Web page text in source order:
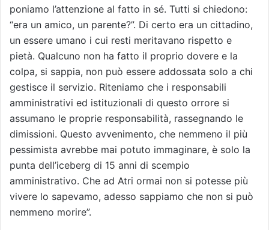
poniamo l’attenzione al fatto in sé. Tutti si chiedono:
“era un amico, un parente?”. Di certo era un cittadino,
un essere umano i cui resti meritavano rispetto e
pietà. Qualcuno non ha fatto il proprio dovere e la
colpa, si sappia, non può essere addossata solo a chi
gestisce il servizio. Riteniamo che i responsabili
amministrativi ed istituzionali di questo orrore si
assumano le proprie responsabilità, rassegnando le
dimissioni. Questo avvenimento, che nemmeno il più
pessimista avrebbe mai potuto immaginare, è solo la
punta dell’iceberg di 15 anni di scempio
amministrativo. Che ad Atri ormai non si potesse più
vivere lo sapevamo, adesso sappiamo che non si può
nemmeno morire”.